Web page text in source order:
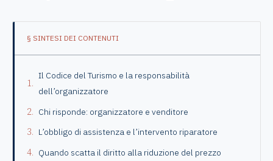
§ SINTESI DEI CONTENUTI
Il Codice del Turismo e la responsabilità
dell’organizzatore
Chi risponde: organizzatore e venditore
L’obbligo di assistenza e l’intervento riparatore
Quando scatta il diritto alla riduzione del prezzo